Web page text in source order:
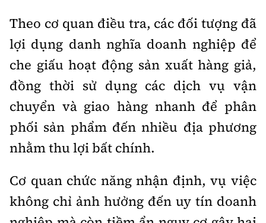
Theo cơ quan điều tra, các đối tượng đã
lợi dụng danh nghĩa doanh nghiệp để
che giấu hoạt động sản xuất hàng giả,
đồng thời sử dụng các dịch vụ vận
chuyển và giao hàng nhanh để phân
phối sản phẩm đến nhiều địa phương
nhằm thu lợi bất chính.
Cơ quan chức năng nhận định, vụ việc
không chỉ ảnh hưởng đến uy tín doanh